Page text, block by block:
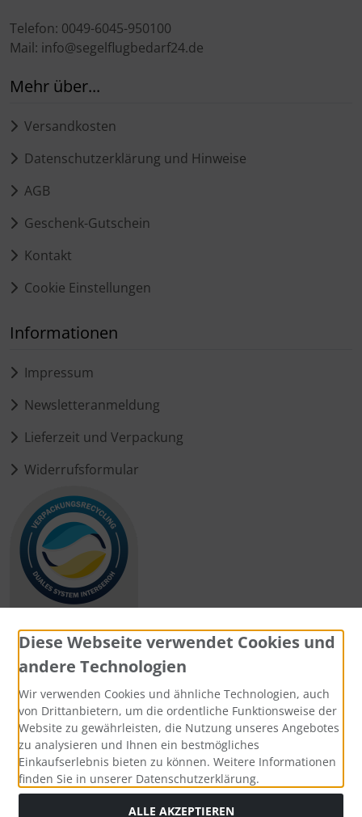
Telefon: 0049-6045-950100
Mail: info@segelflugbedarf24.de
Mehr über...
Versandkosten
Datenschutzerklärung und Hinweise
AGB
Geschenk-Gutschein
Kontakt
Cookie Einstellungen
Informationen
Impressum
Newsletteranmeldung
Lieferzeit und Verpackung
Widerrufsformular
Zahlungsmethoden
Social Media
Diese Webseite verwendet Cookies und
andere Technologien
Wir verwenden Cookies und ähnliche Technologien, auch
von Drittanbietern, um die ordentliche Funktionsweise der
Website zu gewährleisten, die Nutzung unseres Angebotes
zu analysieren und Ihnen ein bestmögliches
Einkaufserlebnis bieten zu können. Weitere Informationen
finden Sie in unserer Datenschutzerklärung.
ALLE AKZEPTIEREN